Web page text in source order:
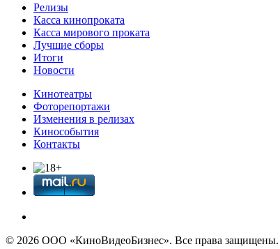
Релизы
Касса кинопроката
Касса мирового проката
Лучшие сборы
Итоги
Новости
Кинотеатры
Фоторепортажи
Изменения в релизах
Кинособытия
Контакты
© 2026 OOО «КиноВидеоБизнес». Все права защищены.